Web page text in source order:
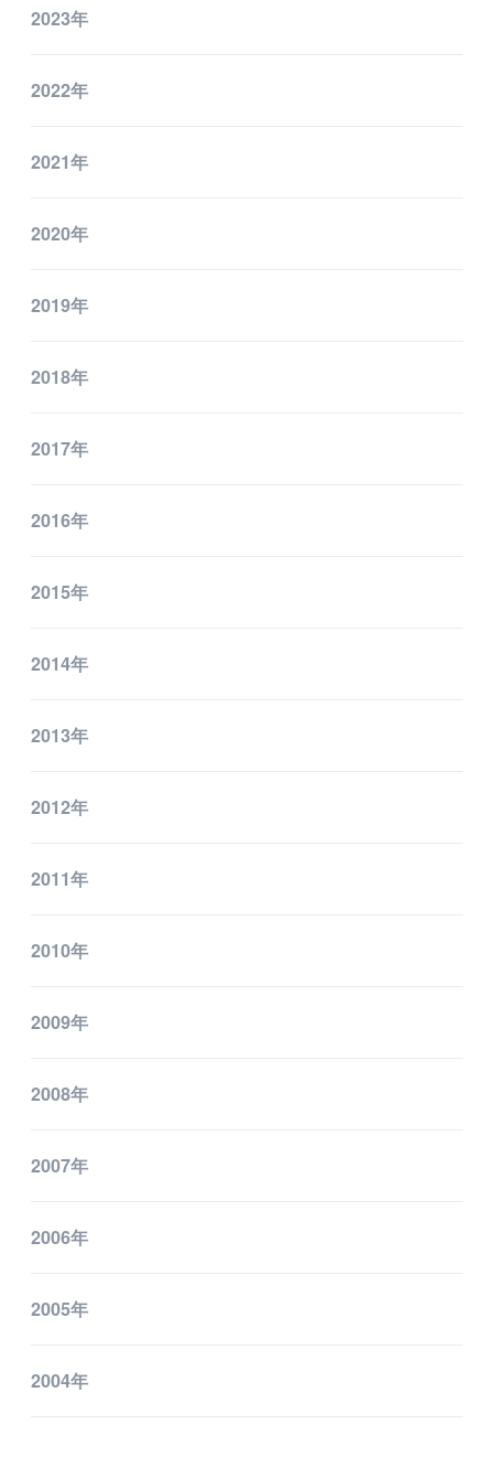
2023年
2022年
2021年
2020年
2019年
2018年
2017年
2016年
2015年
2014年
2013年
2012年
2011年
2010年
2009年
2008年
2007年
2006年
2005年
2004年